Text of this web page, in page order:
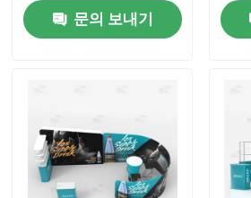
제품 소개
문의 보내기